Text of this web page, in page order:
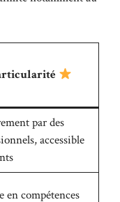
par des
accessible
en compétences